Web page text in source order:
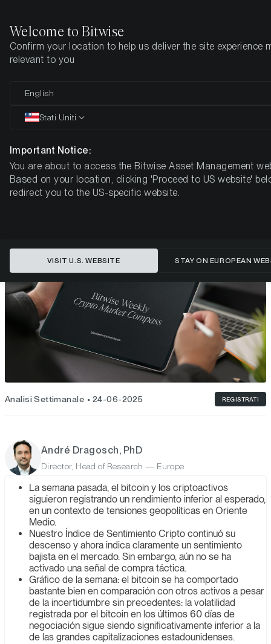
Pagina iniziale Market Updates Week 26, 2025
Questo articolo è disponibile solo in lingua inglese
entre la baja volatilidad y el
optimismo.
Analisi Settimanale 24-06-2025 REGISTRATI
André Dragosch, PhD
Director, Head of Research — Europe
La semana pasada, el bitcoin y los criptoactivos
siguieron registrando un rendimiento inferior al esperado,
en un contexto de tensiones geopolíticas en Oriente
Medio.
Nuestro Índice de Sentimiento Cripto continuó su
descenso y ahora indica claramente un sentimiento
bajista en el mercado. Sin embargo, aún no se ha
activado una señal de compra táctica.
Gráfico de la semana: el bitcoin se ha comportado
bastante bien en comparación con otros activos a pesar
de la incertidumbre sin precedentes: la volatilidad
registrada por el bitcoin en los últimos 60 días de
negociación sigue siendo significativamente inferior a la
de las grandes capitalizaciones estadounidenses.
Welcome to Bitwise
Confirm your location to help us deliver the site experience
relevant to you
English
Stati Uniti
Important Notice:
You are about to access the Bitwise Asset Management
Based on your location, clicking 'Proceed to US website'
redirect you to the US-specific website.
VISIT U.S. WEBSITE STAY ON EUROPEAN